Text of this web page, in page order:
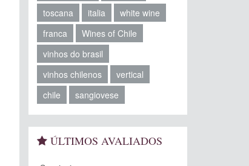
toscana
italia
white wine
franca
Wines of Chile
vinhos do brasil
vinhos chilenos
vertical
chile
sangiovese
ÚLTIMOS AVALIADOS